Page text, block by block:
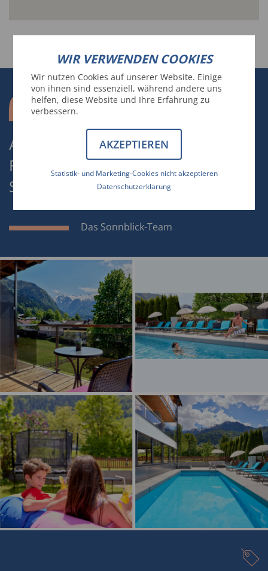
ALS GÄSTE KOMMEN UND ALS
FREUNDE GEHEN. DAFÜR ZU
SORGEN, IST UNSERE MISSION.
Das Sonnblick-Team
WIR VERWENDEN COOKIES
Wir nutzen Cookies auf unserer Website. Einige
von ihnen sind essenziell, während andere uns
helfen, diese Website und Ihre Erfahrung zu
verbessern.
AKZEPTIEREN
Statistik- und Marketing-Cookies nicht akzeptieren
Datenschutzerklärung